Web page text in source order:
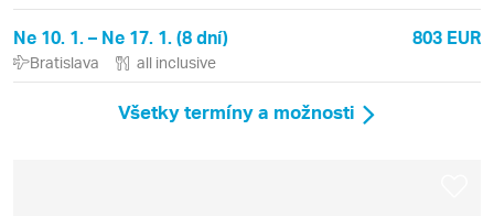
Ne 10. 1. – Ne 17. 1. (8 dní) 803 EUR
Bratislava all inclusive
Všetky termíny a možnosti